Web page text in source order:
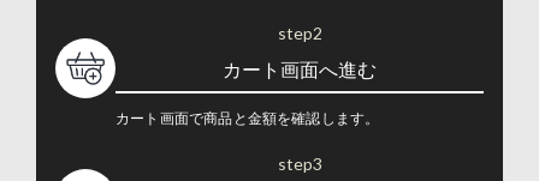
step2
カート画面へ進む
カート画面で商品と金額を確認します。
step3